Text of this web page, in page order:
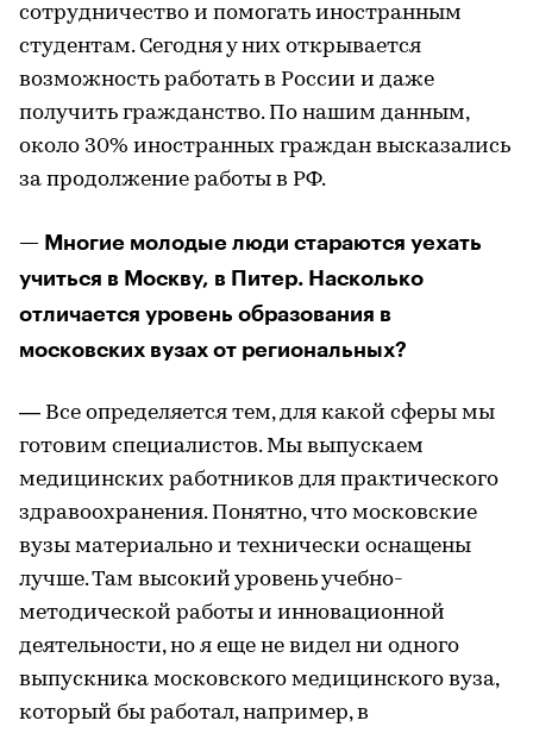
сотрудничество и помогать иностранным
студентам. Сегодня у них открывается
возможность работать в России и даже
получить гражданство. По нашим данным,
около 30% иностранных граждан высказались
за продолжение работы в РФ.
— Многие молодые люди стараются уехать
учиться в Москву, в Питер. Насколько
отличается уровень образования в
московских вузах от региональных?
— Все определяется тем, для какой сферы мы
готовим специалистов. Мы выпускаем
медицинских работников для практического
здравоохранения. Понятно, что московские
вузы материально и технически оснащены
лучше. Там высокий уровень учебно-
методической работы и инновационной
деятельности, но я еще не видел ни одного
выпускника московского медицинского вуза,
который бы работал, например, в